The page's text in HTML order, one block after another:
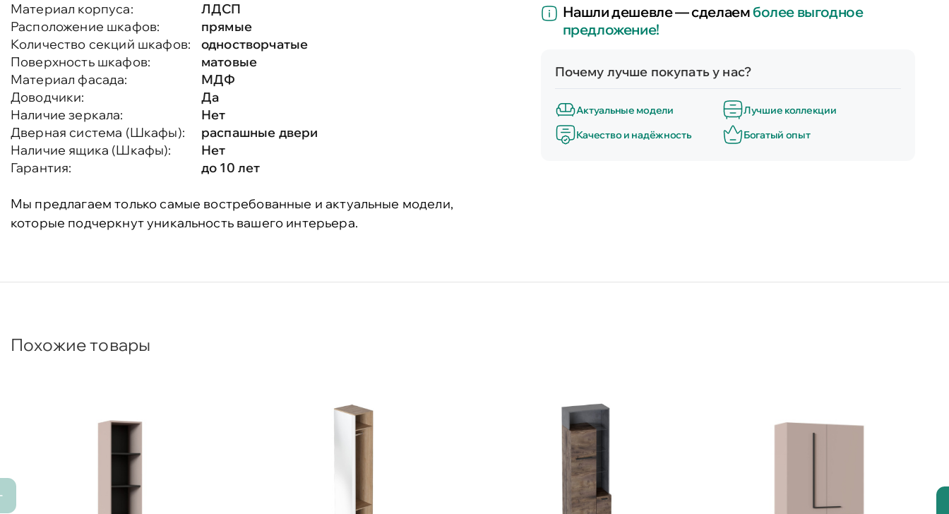
Материал корпуса:
ЛДСП
Расположение шкафов:
прямые
Количество секций шкафов:
одностворчатые
Поверхность шкафов:
матовые
Материал фасада:
МДФ
Доводчики:
Да
Наличие зеркала:
Нет
Дверная система (Шкафы):
распашные двери
Наличие ящика (Шкафы):
Нет
Гарантия:
до 10 лет
Мы предлагаем только самые востребованные и актуальные модели,
которые подчеркнут уникальность вашего интерьера.
Нашли дешевле — сделаемболее выгодное
предложение!
Почему лучше покупать у нас?
Актуальные модели
Лучшие коллекции
Качество и надёжность
Богатый опыт
Похожие товары